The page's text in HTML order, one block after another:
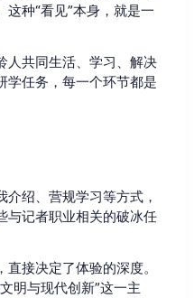
种“看见”本身，就是一
人共同生活、学习、解决
学任务，每一个环节都是
绍、营规学习等方式，
与记者职业相关的破冰任
接决定了体验的深度。
明与现代创新”这一主